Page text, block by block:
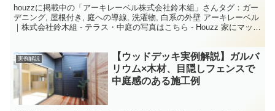
houzzに掲載中の「アーキレーベル株式会社鈴木組」さんタグ：ガー
デニング, 屋根付き, 庭への導線, 洗濯物, 白系の外壁 アーキレーベル
｜株式会社鈴木組 - テラス・中庭の写真はこちら - Houzz 家にマッチ
実例解説
【ウッドデッキ実例解説】ガルバ
リウム×木材、目隠しフェンスで
中庭感のある施工例